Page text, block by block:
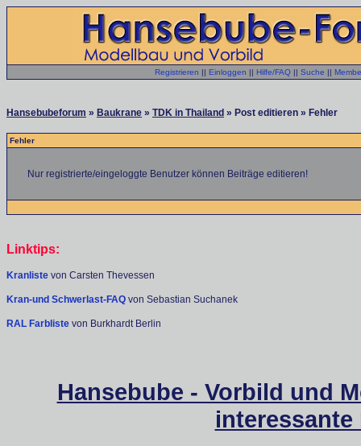
Registrieren || Einloggen || Hilfe/FAQ || Suche ||
Hansebubeforum » Baukrane » TDK in Thailand » Post editieren » Fehler
Fehler
Nur registrierte/eingeloggte Benutzer können Beiträge editieren!
Linktips:
Kranliste von Carsten Thevessen
Kran-und Schwerlast-FAQ von Sebastian Suchanek
RAL Farbliste von Burkhardt Berlin
Hansebube - Vorbild und